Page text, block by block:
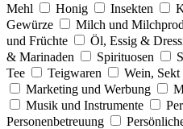
Mehl
Honig Insekten
Gewürze
Milch und
und Früchte
Öl, Essig &
& Marinaden
Spirituosen
Tee
Teigwaren Wein, Sekt
Marketing und Werbung
Musik und Instrumente
Personenbetreuung